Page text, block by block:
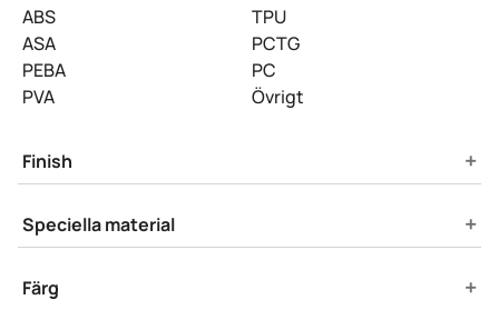
ABS
TPU
ASA
PCTG
PEBA
PC
PVA
Övrigt
Finish +
Speciella material +
Färg +